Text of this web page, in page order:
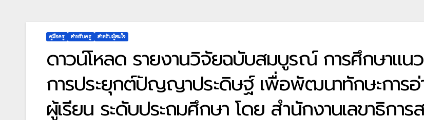
คู่มือครู สำหรับครู สำหรับผู้สนใจ
ดาวน์โหลด รายงานวิจัยฉบับสมบูรณ์ การศึกษาแน
การประยุกต์ปัญญาประดิษฐ์ เพื่อพัฒนาทักษะการ
ผู้เรียน ระดับประถมศึกษา โดย สำนักงานเลขาธิการ